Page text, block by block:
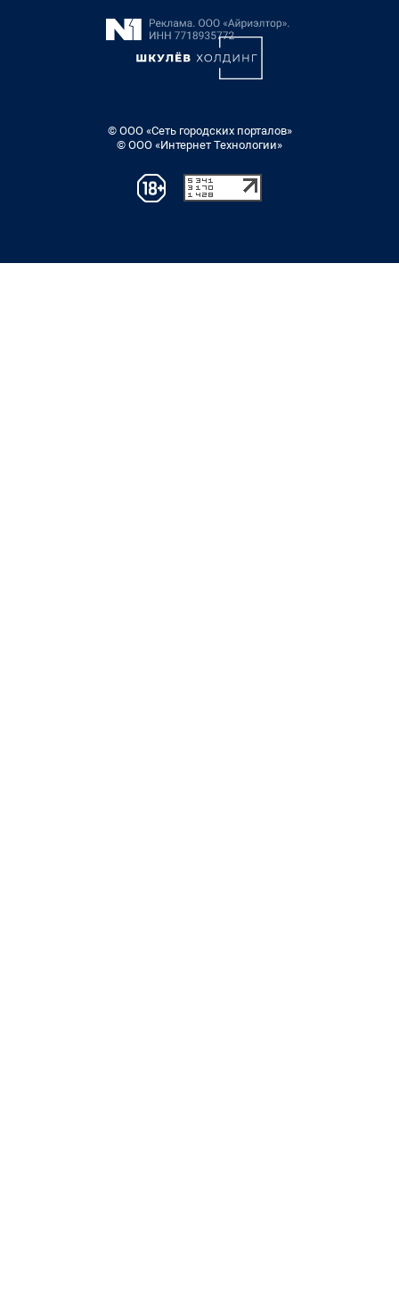
© ООО «Сеть городских порталов»
© ООО «Интернет Технологии»